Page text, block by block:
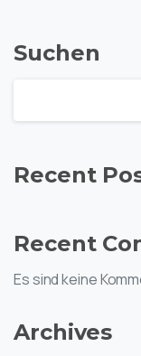
Suchen
Recent
Recent
Es sind keine
Archives